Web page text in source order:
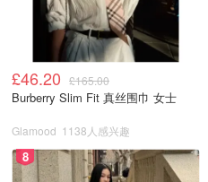
£46.20 £165.00
Burberry Slim Fit 真丝围巾 女士
Glamood 1138人感兴趣
8